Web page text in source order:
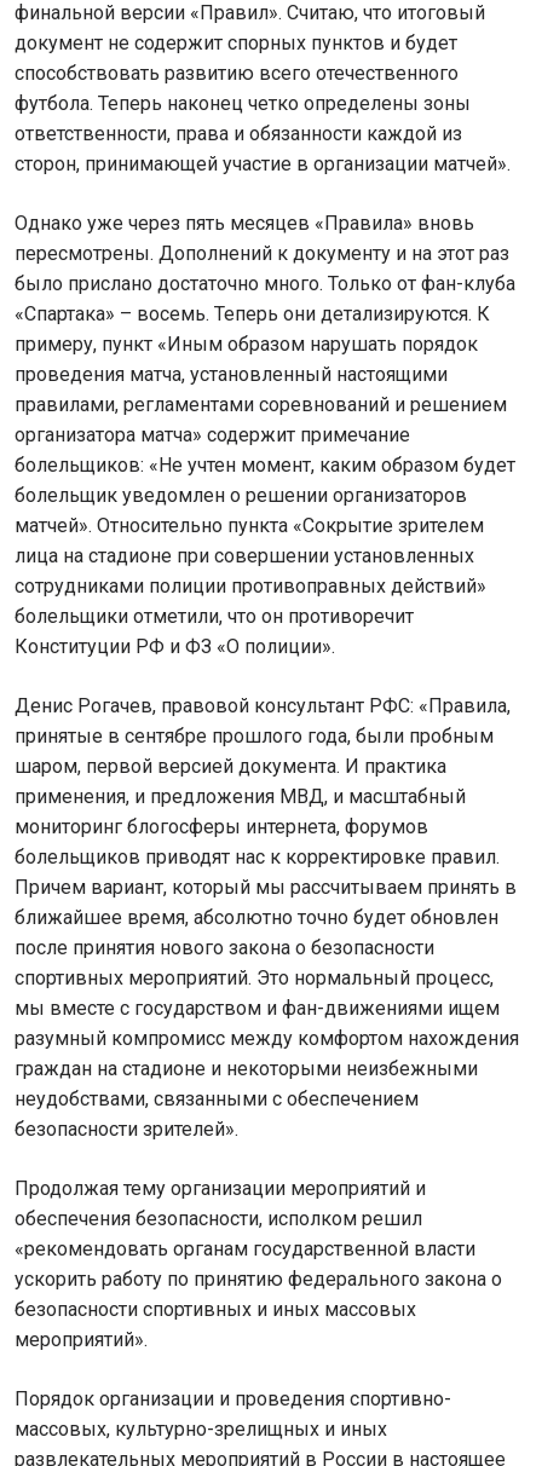
финальной версии «Правил». Считаю, что итоговый
документ не содержит спорных пунктов и будет
способствовать развитию всего отечественного
футбола. Теперь наконец четко определены зоны
ответственности, права и обязанности каждой из
сторон, принимающей участие в организации матчей».
Однако уже через пять месяцев «Правила» вновь
пересмотрены. Дополнений к документу и на этот раз
было прислано достаточно много. Только от фан-клуба
«Спартака» – восемь. Теперь они детализируются. К
примеру, пункт «Иным образом нарушать порядок
проведения матча, установленный настоящими
правилами, регламентами соревнований и решением
организатора матча» содержит примечание
болельщиков: «Не учтен момент, каким образом будет
болельщик уведомлен о решении организаторов
матчей». Относительно пункта «Сокрытие зрителем
лица на стадионе при совершении установленных
сотрудниками полиции противоправных действий»
болельщики отметили, что он противоречит
Конституции РФ и ФЗ «О полиции».
Денис Рогачев, правовой консультант РФС: «Правила,
принятые в сентябре прошлого года, были пробным
шаром, первой версией документа. И практика
применения, и предложения МВД, и масштабный
мониторинг блогосферы интернета, форумов
болельщиков приводят нас к корректировке правил.
Причем вариант, который мы рассчитываем принять в
ближайшее время, абсолютно точно будет обновлен
после принятия нового закона о безопасности
спортивных мероприятий. Это нормальный процесс,
мы вместе с государством и фан-движениями ищем
разумный компромисс между комфортом нахождения
граждан на стадионе и некоторыми неизбежными
неудобствами, связанными с обеспечением
безопасности зрителей».
Продолжая тему организации мероприятий и
обеспечения безопасности, исполком решил
«рекомендовать органам государственной власти
ускорить работу по принятию федерального закона о
безопасности спортивных и иных массовых
мероприятий».
Порядок организации и проведения спортивно-
массовых, культурно-зрелищных и иных
развлекательных мероприятий в России в настоящее